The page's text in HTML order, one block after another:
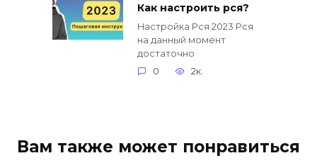
Как настроить рся?
Настройка Рся 2023 Рся
на данный момент
достаточно
0
2к.
Вам также может понравиться